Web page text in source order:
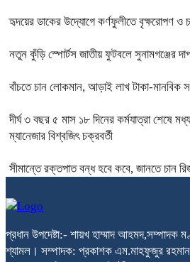
হৃদয়ের ডাকের উদ্যোগে কর্ণফুলীতে বৃক্ষরোপণ ও
নতুন কুঁড়ি স্পোর্টস জাতীয় ফুটবলে সুনামগঞ্জের
বাঁচতে চান লোকমান, আড়াই লাখ টাকা-মানবিক
দীর্ঘ ৩ বছর ৫ মাস ১৮ দিনের কর্মযাত্রা শেষে
ম্যানেজার বিশ্বজিৎ চক্রবর্তী
সীমান্তে রক্তপাত বন্ধ হবে কবে, জানতে চান
প্রধান উপদেষ্টা:- শায়খ হাম্মাদ আহমদ,সম্পাদক
শ্যামল। সম্পাদক: প্রকাশক এম.মাহফুজুর রহমান